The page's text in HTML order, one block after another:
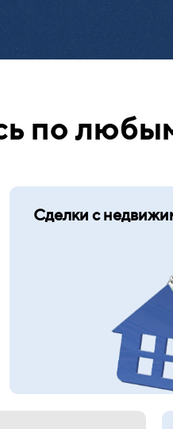
по
Сделки с